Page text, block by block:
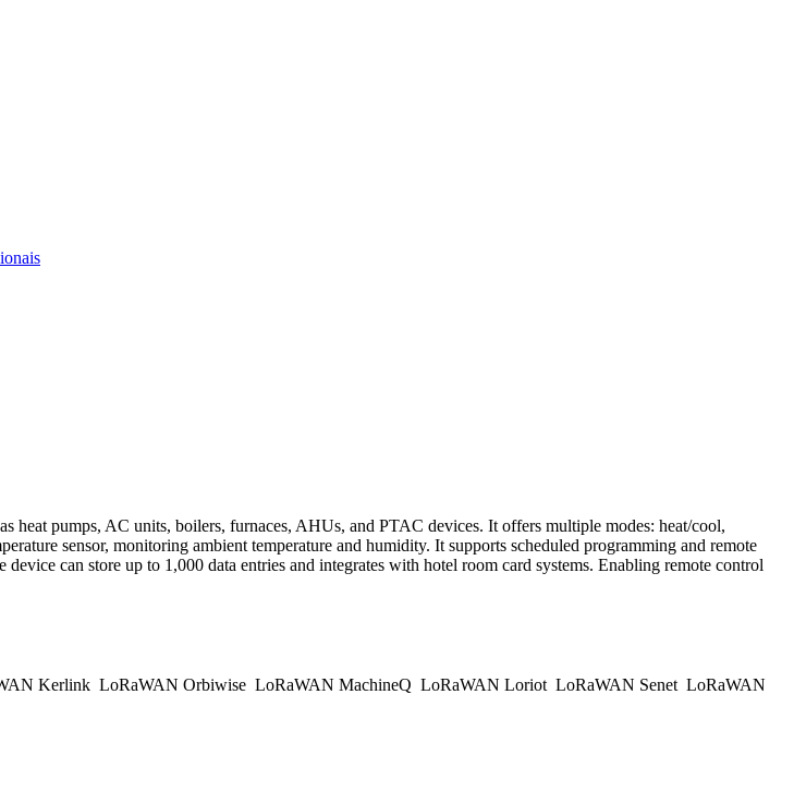
pumps, AC units, boilers, furnaces, AHUs, and PTAC devices. It offers multiple modes: heat/cool,
sensor, monitoring ambient temperature and humidity. It supports scheduled programming and remote
can store up to 1,000 data entries and integrates with hotel room card systems. Enabling remote control
Kerlink LoRaWAN Orbiwise LoRaWAN MachineQ LoRaWAN Loriot LoRaWAN Senet LoRaWAN